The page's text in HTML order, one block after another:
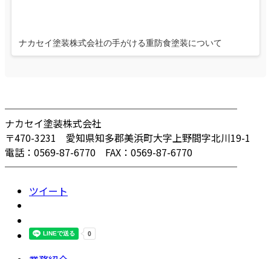
ナカセイ塗装株式会社の手がける重防食塗装について
────────────────────────
ナカセイ塗装株式会社
〒470-3231 愛知県知多郡美浜町大字上野間字北川19-1
電話：0569-87-6770 FAX：0569-87-6770
────────────────────────
ツイート